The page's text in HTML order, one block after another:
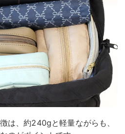
は、約240gと軽量ながらも、